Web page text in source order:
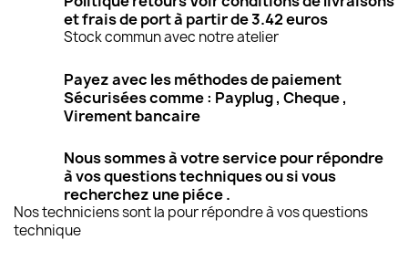
et frais de port à partir de 3.42 euros
Stock commun avec notre atelier
Payez avec les méthodes de paiement
Sécurisées comme : Payplug , Cheque ,
Virement bancaire
Nous sommes à votre service pour répondre
à vos questions techniques ou si vous
recherchez une piéce .
Nos techniciens sont la pour répondre à vos questions
technique